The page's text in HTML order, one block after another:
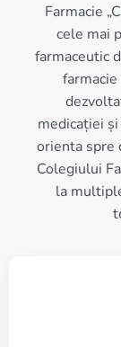
Farmacie
cele mai
farmaceutic
medicației
orienta spre
Colegiului
la